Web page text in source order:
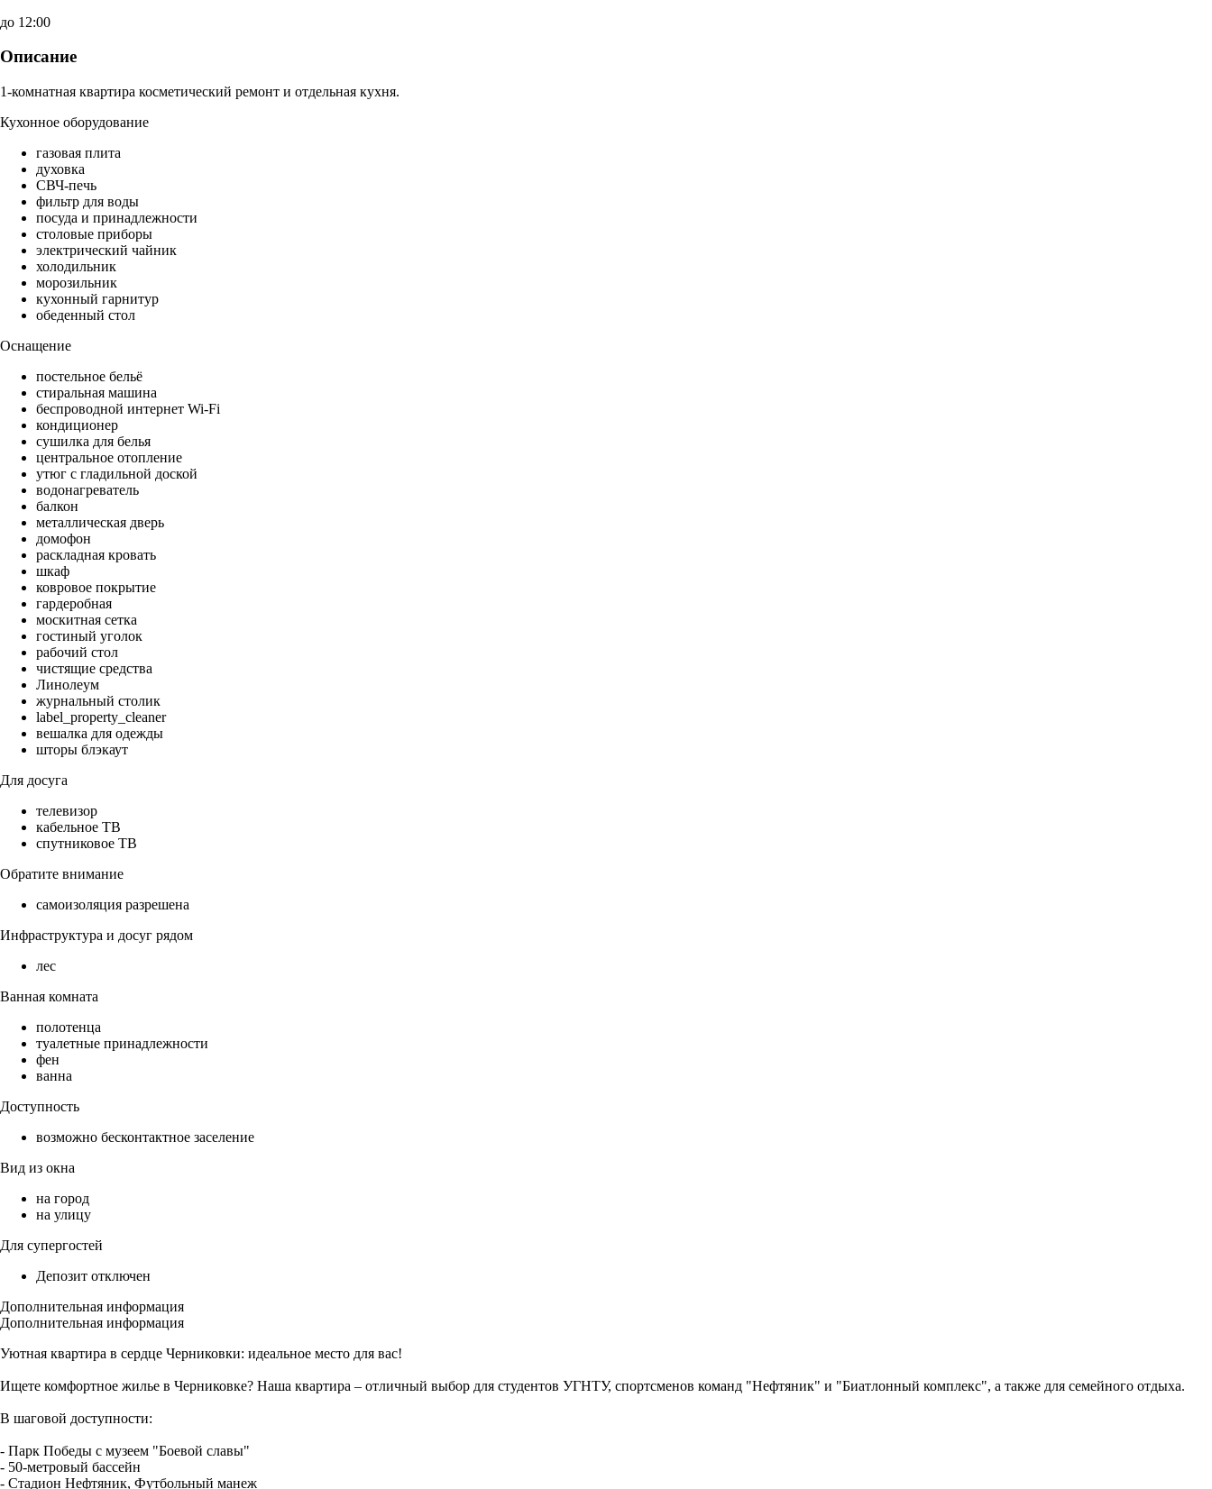
до 12:00
Описание
1-комнатная квартира косметический ремонт и отдельная кухня.
Кухонное оборудование
газовая плита
духовка
СВЧ-печь
фильтр для воды
посуда и принадлежности
столовые приборы
электрический чайник
холодильник
морозильник
кухонный гарнитур
обеденный стол
Оснащение
постельное бельё
стиральная машина
беспроводной интернет Wi-Fi
кондиционер
сушилка для белья
центральное отопление
утюг с гладильной доской
водонагреватель
балкон
металлическая дверь
домофон
раскладная кровать
шкаф
ковровое покрытие
гардеробная
москитная сетка
гостиный уголок
рабочий стол
чистящие средства
Линолеум
журнальный столик
label_property_cleaner
вешалка для одежды
шторы блэкаут
Для досуга
телевизор
кабельное ТВ
спутниковое ТВ
Обратите внимание
самоизоляция разрешена
Инфраструктура и досуг рядом
лес
Ванная комната
полотенца
туалетные принадлежности
фен
ванна
Доступность
возможно бесконтактное заселение
Вид из окна
на город
на улицу
Для супергостей
Депозит отключен
Дополнительная информация
Дополнительная информация
Уютная квартира в сердце Черниковки: идеальное место для вас!
Ищете комфортное жилье в Черниковке? Наша квартира – отличный выбор для студентов УГНТУ, спортсменов команд "Нефтяник" и "Биатлонный комплекс", а также для семейного отдыха.
В шаговой доступности:
- Парк Победы с музеем "Боевой славы"
- 50-метровый бассейн
- Стадион Нефтяник, Футбольный манеж